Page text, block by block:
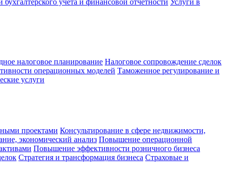
учета и финансовой отчетности Услуги в
налоговое планирование Налоговое сопровождение сделок
операционных моделей Таможенное регулирование и
услуги
проектами Консультирование в сфере недвижимости,
экономический анализ Повышение операционной
Повышение эффективности розничного бизнеса
Стратегия и трансформация бизнеса Страховые и